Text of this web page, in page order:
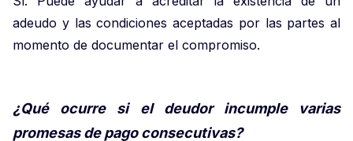
adeudo y las condiciones aceptadas por las partes al
momento de documentar el compromiso.
¿Qué ocurre si el deudor incumple varias
promesas de pago consecutivas?